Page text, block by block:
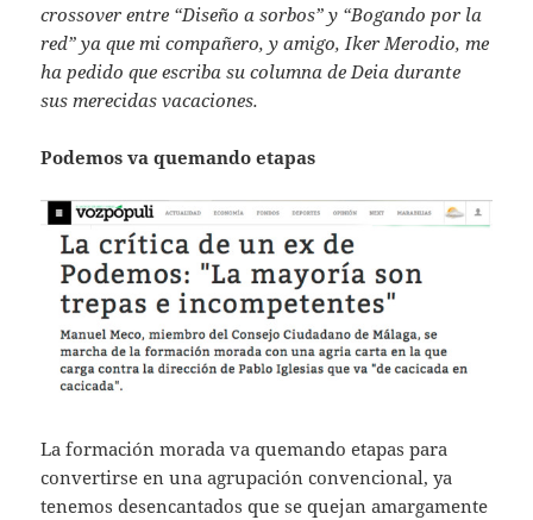
crossover entre “Diseño a sorbos” y “Bogando por la
red” ya que mi compañero, y amigo, Iker Merodio, me
ha pedido que escriba su columna de Deia durante
sus merecidas vacaciones.
Podemos va quemando etapas
La formación morada va quemando etapas para
convertirse en una agrupación convencional, ya
tenemos desencantados que se quejan amargamente